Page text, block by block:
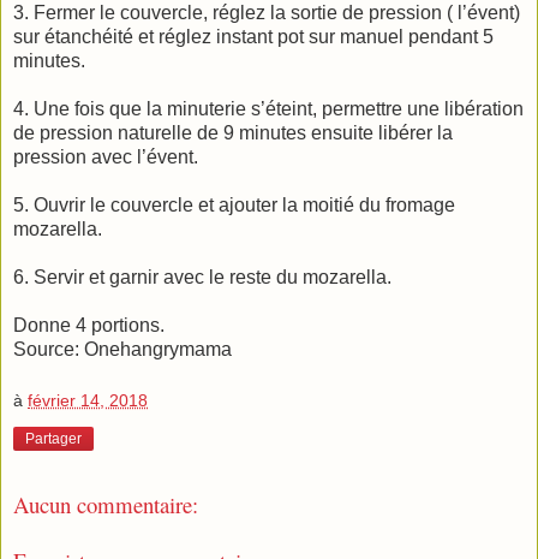
3. Fermer le couvercle, réglez la sortie de pression ( l’évent)
sur étanchéité et réglez instant pot sur manuel pendant 5
minutes.
4. Une fois que la minuterie s’éteint, permettre une libération
de pression naturelle de 9 minutes ensuite libérer la
pression avec l’évent.
5. Ouvrir le couvercle et ajouter la moitié du fromage
mozarella.
6. Servir et garnir avec le reste du mozarella.
Donne 4 portions.
Source: Onehangrymama
à février 14, 2018
Partager
Aucun commentaire: